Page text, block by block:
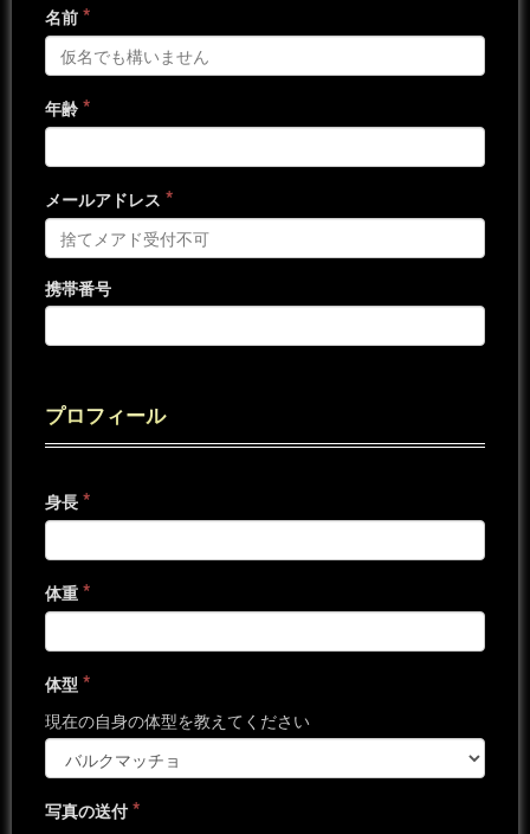
名前 *
年齢 *
メールアドレス *
携帯番号
プロフィール
身長 *
体重 *
体型 *
現在の自身の体型を教えてください
写真の送付*